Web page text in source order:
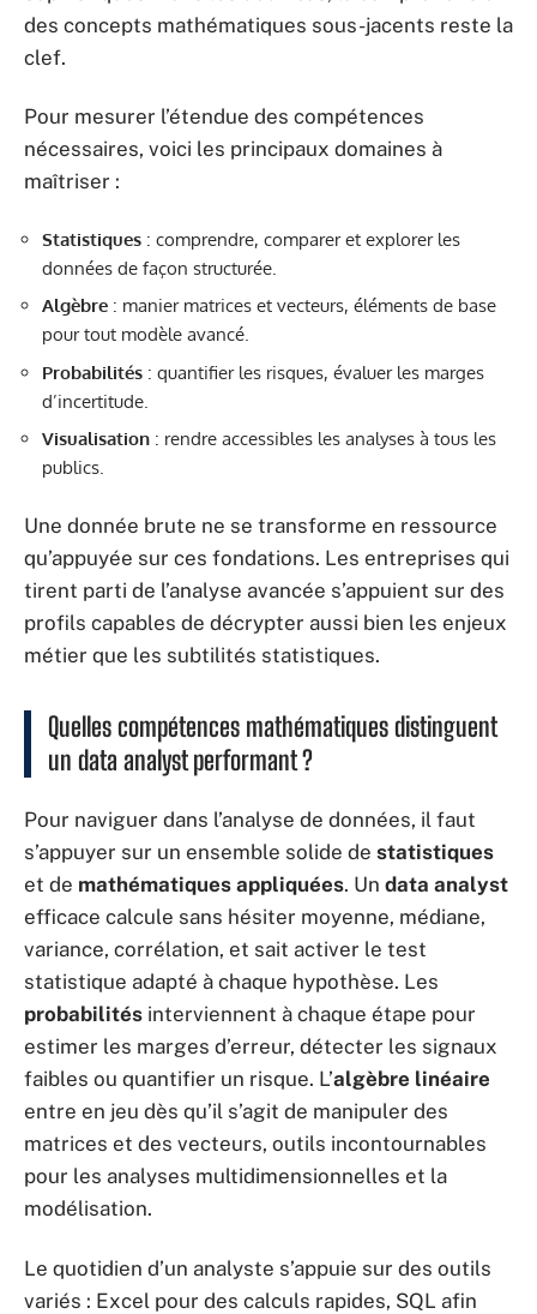
des concepts mathématiques sous-jacents reste la
clef.
Pour mesurer l’étendue des compétences
nécessaires, voici les principaux domaines à
maîtriser :
Statistiques : comprendre, comparer et explorer les
données de façon structurée.
Algèbre : manier matrices et vecteurs, éléments de base
pour tout modèle avancé.
Probabilités : quantifier les risques, évaluer les marges
d’incertitude.
Visualisation : rendre accessibles les analyses à tous les
publics.
Une donnée brute ne se transforme en ressource
qu’appuyée sur ces fondations. Les entreprises qui
tirent parti de l’analyse avancée s’appuient sur des
profils capables de décrypter aussi bien les enjeux
métier que les subtilités statistiques.
Quelles compétences mathématiques distinguent
un data analystperformant ?
Pour naviguer dans l’analyse de données, il faut
s’appuyer sur un ensemble solide de statistiques
et de mathématiques appliquées. Un data analyst
efficace calcule sans hésiter moyenne, médiane,
variance, corrélation, et sait activer le test
statistique adapté à chaque hypothèse. Les
probabilités interviennent à chaque étape pour
estimer les marges d’erreur, détecter les signaux
faibles ou quantifier un risque. L’algèbre linéaire
entre en jeu dès qu’il s’agit de manipuler des
matrices et des vecteurs, outils incontournables
pour les analyses multidimensionnelles et la
modélisation.
Le quotidien d’un analyste s’appuie sur des outils
variés : Excel pour des calculs rapides, SQL afin